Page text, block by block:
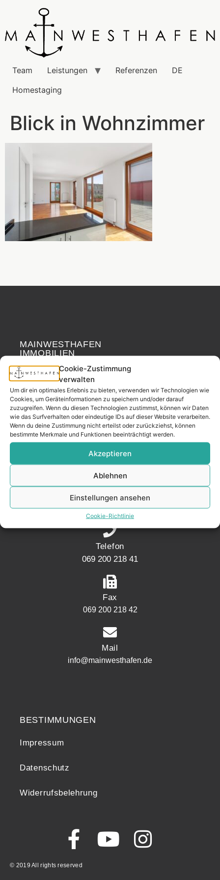
Cookie-Zustimmung
verwalten
Um dir ein optimales Erlebnis zu bieten, verwenden wir Technologien wie
Cookies, um Geräteinformationen zu speichern und/oder darauf
zuzugreifen. Wenn du diesen Technologien zustimmst, können wir Daten
wie das Surfverhalten oder eindeutige IDs auf dieser Website verarbeiten.
Wenn du deine Zustimmung nicht erteilst oder zurückziehst, können
bestimmte Merkmale und Funktionen beeinträchtigt werden.
Akzeptieren
Ablehnen
Einstellungen ansehen
Cookie-Richtlinie
Team Leistungen Referenzen
DE
Homestaging
Blick in Wohnzimmer
MAINWESTHAFEN
IMMOBILIEN
Ihr Immobilienpartner
aus der
Nachbarschaft.
– seit 2017.
Adresse
Mainwesthafen Immobilien Speicherstraße 5
60327 Frankfurt
Telefon
069 200 218 41
Fax
069 200 218 42
Mail
info@mainwesthafen.de
BESTIMMUNGEN
Impressum
Datenschutz
Widerrufsbelehrung
© 2019 All rights reserved